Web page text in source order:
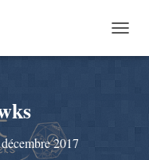
U
2017